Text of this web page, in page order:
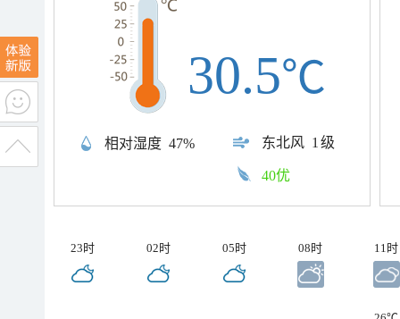
相对湿度 47% 东北风 1级
30.5℃
40优
23时 02时 05时 08时 11时